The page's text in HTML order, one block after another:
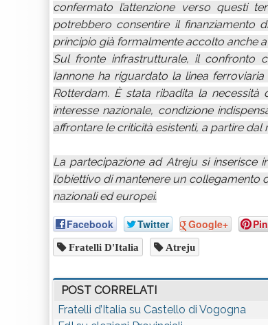
confermato l’attenzione verso questi
potrebbero consentire il finanziamento
principio già formalmente accolto anche a
Sul fronte infrastrutturale, il confronto
Iannone ha riguardato la linea
Rotterdam. È stata ribadita la
interesse nazionale, condizione
affrontare le criticità esistenti, a partire
La partecipazione ad Atreju si
l’obiettivo di mantenere un collegamento
nazionali ed europei.
Facebook Twitter Google+
Fratelli D'Italia Atreju
POST CORRELATI
Fratelli d’Italia su Castello di Vogogna